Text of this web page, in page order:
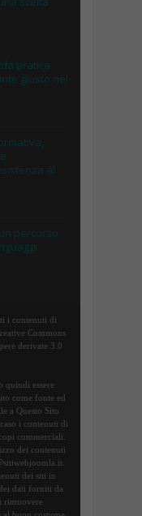
pratica
giusto nel
al
percorso
i contenuti di
Commons
derivate 3.0
quindi essere
come fonte ed
a Questo Sito
i contenuti di
commerciali.
dei contenuti
dei siti in
dati forniti da
rimuovere